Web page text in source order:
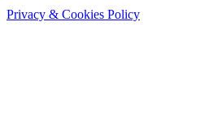
Privacy & Cookies Policy